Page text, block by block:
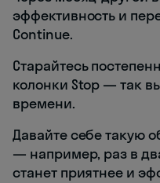
эффективность и
Continue.
Старайтесь
колонки Stop ― так
времени.
Давайте себе такую
― например, раз в
станет приятнее и